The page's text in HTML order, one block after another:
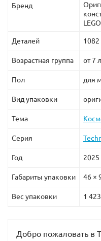
Бренд
LEGO
Деталей 1082
Возрастная группа от 7
Пол для
Вид упаковки
Тема
Серия
Год 2025
Габариты упаковки 46 ×
Вес упаковки 1
Добро пожаловать в